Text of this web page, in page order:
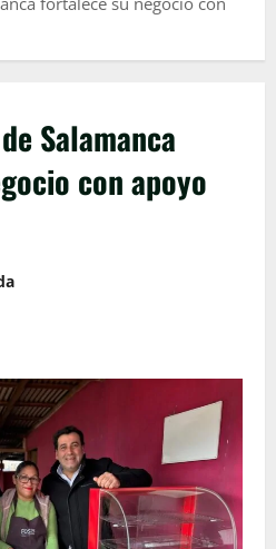
Salamanca
con apoyo